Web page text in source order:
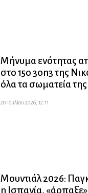
Μήνυμα ενότητας
στο 15ο 3on3 της
όλα τα σωματεία
20 Ιουλίου 2026, 12:11
Μουντιάλ 2026:
η Ισπανία,